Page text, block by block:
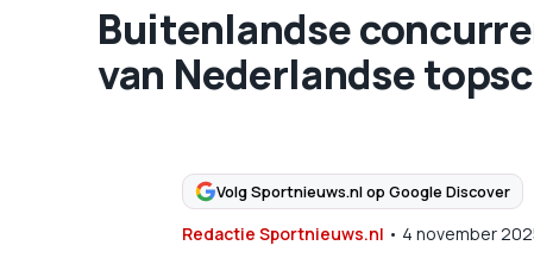
Buitenlandse
van Nederlandse
Volg Sportnieuws.nl op Google Discover
Redactie Sportnieuws.nl • 4 november